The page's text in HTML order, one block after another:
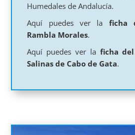
Humedales de Andalucía.
Aquí puedes ver la ficha
Rambla Morales.
Aquí puedes ver la ficha
Salinas de Cabo de Gata.